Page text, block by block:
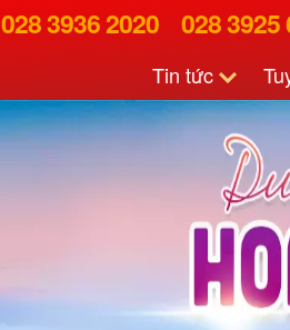
028 3936 2020 028 3925
Tin tức